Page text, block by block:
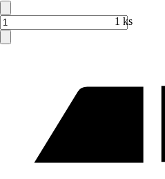
1 ks